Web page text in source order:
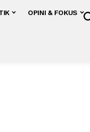
OPINI & FOKUS